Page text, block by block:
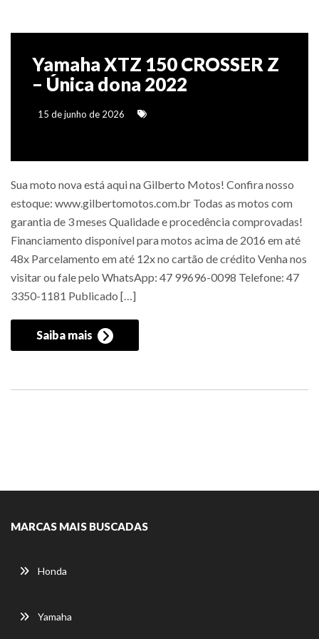
Yamaha XTZ 150 CROSSER Z
– Única dona 2022
15 de junho de 2026
Sua moto nova está aqui na Gilberto Motos! Confira nosso
estoque: www.gilbertomotos.com.br Todas as motos com
garantia de 3 meses Qualidade e procedência comprovadas!
Financiamento disponível para motos acima de 2016 em até
48x Parcelamento em até 12x no cartão de crédito Venha nos
visitar ou fale pelo WhatsApp: 47 99696-0098 Telefone: 47
3350-1181 Publicado […]
Saiba mais
MARCAS MAIS BUSCADAS
Honda
Yamaha